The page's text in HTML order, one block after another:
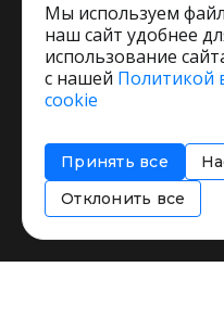
Соглашение
Политика
Мы используем
наш сайт удобнее
использование
с нашей Политикой
cookie
Принять все
Отклонить все